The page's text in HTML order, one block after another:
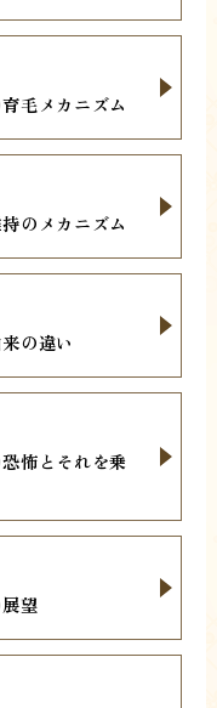
毛メカニズム
のメカニズム
の違い
怖とそれを乗
望